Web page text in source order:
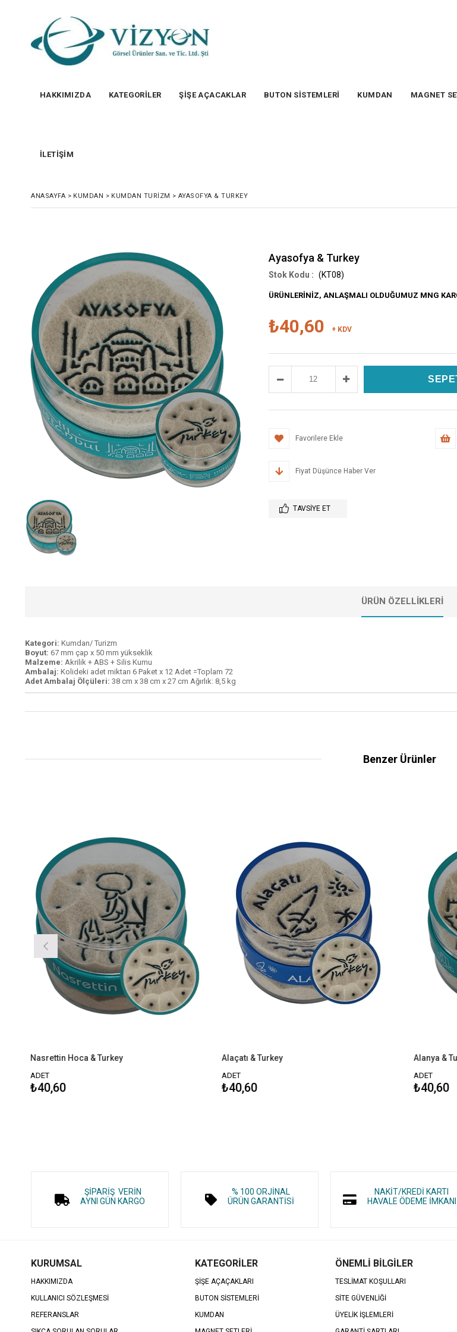
HAKKIMIZDA KATEGORİLER ŞİŞE AÇACAKLAR BUTON SİSTEMLERİ KUMDAN MAGNET
İLETİŞİM
ANASAYFA > KUMDAN > KUMDAN TURIZM > AYASOFYA & TURKEY
Ayasofya & Turkey
(KT08)
ÜRÜNLERİNİZ, ANLAŞMALI OLDUĞUMUZ MNG
₺40,60 + KDV
Favorilere Ekle
Fiyat Düşünce Haber Ver
TAVSIYE ET
ÜRÜN ÖZELLIKLERI
Kategori: Kumdan/ Turizm
Boyut: 67 mm çap x 50 mm yükseklik
Malzeme: Akrilik + ABS + Silis Kumu
Ambalaj: Kolideki adet miktarı 6 Paket x 12 Adet =Toplam 72
Adet Ambalaj Ölçüleri: 38 cm x 38 cm x 27 cm Ağırlık: 8,5 kg
Benzer Ürünler
Nasrettin Hoca & Turkey
₺40,60
Alaçatı & Turkey
₺40,60
Alanya & Turkey
₺40,60
ŞİPARİŞ VERİN
AYNI GÜN KARGO
% 100 ORJİNAL
ÜRÜN GARANTİSİ
NAKİT/KREDİ KARTI
HAVALE ÖDEME İMKANI
KURUMSAL
HAKKIMIZDA
KULLANICI SÖZLEŞMESİ
REFERANSLAR
KATEGORİLER
ŞİŞE AÇAÇAKLARI
BUTON SİSTEMLERİ
KUMDAN
ÖNEMLİ BİLGİLER
TESLİMAT KOŞULLARI
SİTE GÜVENLİĞİ
ÜYELİK İŞLEMLERİ